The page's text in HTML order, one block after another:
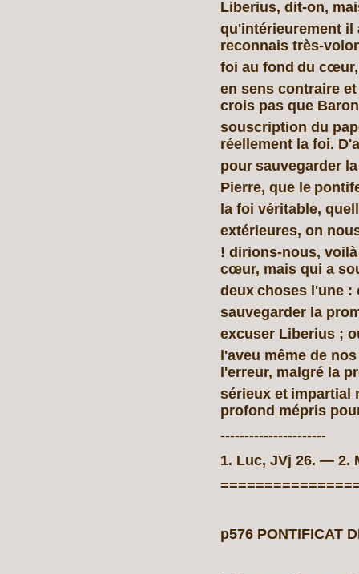
Liberius, dit-on,
qu'intérieurement il
reconnais très-
foi au fond du cœur,
en sens contraire et
crois pas que
souscription du
réellement la foi.
pour sauvegarder
Pierre, que le
la foi véritable,
extérieures, on
! dirions-nous,
cœur, mais qui a
deux choses l'une :
sauvegarder la
excuser Liberius ;
l'aveu même de
l'erreur, malgré la
sérieux et impartial
profond mépris
----------------------
1. Luc, JVj 26. — 2.
p576 PONTIFICAT